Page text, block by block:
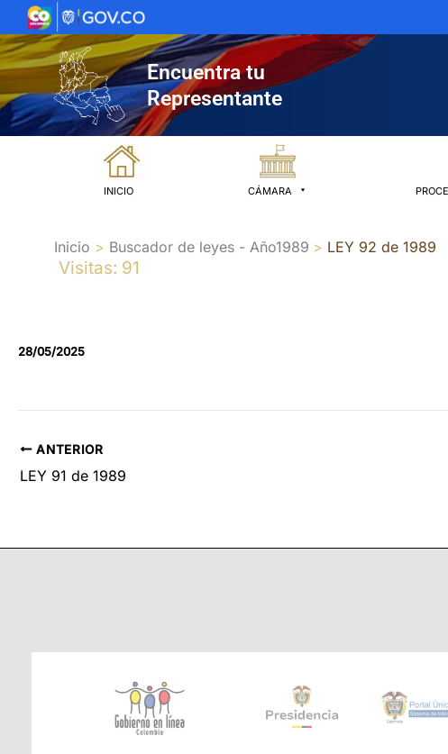
al
contenido
Encuentra tu
Representante
INICIO CÁMARA
Inicio Buscador de leyes - Año1989 LEY 92 de 1989
Visitas: 91
28/05/2025
ANTERIOR
LEY 91 de 1989